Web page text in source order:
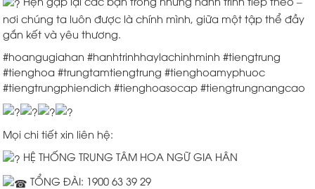
nơi chúng ta luôn được là chính mình,giữa một tập thể đầy
gắn kết và yêu thương.
#hoangugiahan #hanhtrinhhaylachinhminh #tiengtrung
#tienghoa #trungtamtiengtrung #tienghoamyphuoc
#tiengtrungphiendich #tienghoasocap #tiengtrungnangcao
Mọi chi tiết xin liên hệ:
HỆ THỐNG TRUNG TÂM HOA NGỮ GIA HÂN
TỔNG ĐÀI: 1900 63 39 29